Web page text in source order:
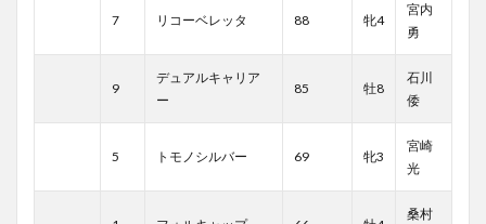
7 リコーベレッタ 88 牝4
宮内
勇
9
デュアルキャリア
ー
85 牡8
石川
倭
5 トモノシルバー 69 牝3
宮崎
光
桑村